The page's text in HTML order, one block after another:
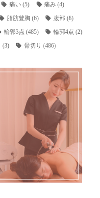
痛い (5) 痛み (4)
脂肪豊胸 (6) 腹部 (8)
輪郭3点 (485) 輪郭4点 (2)
(3) 骨切り (486)